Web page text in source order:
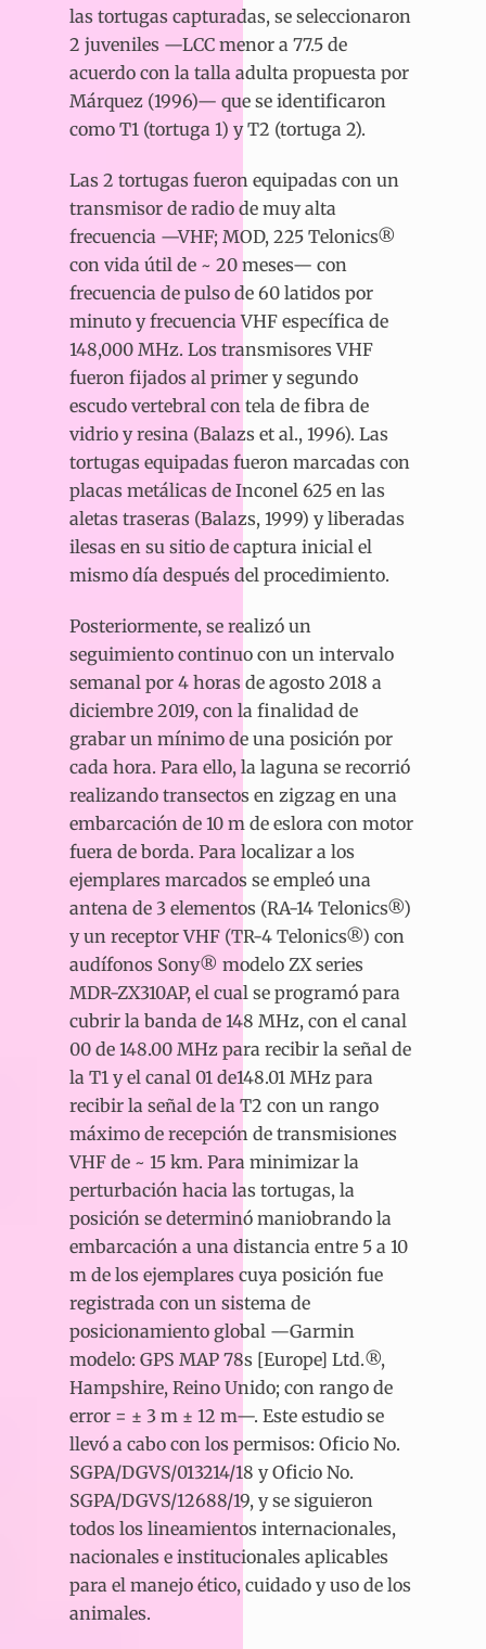
las tortugas capturadas, se seleccionaron
2 juveniles —LCC menor a 77.5 de
acuerdo con la talla adulta propuesta por
Márquez (1996)— que se identificaron
como T1 (tortuga 1) y T2 (tortuga 2).
Las 2 tortugas fueron equipadas con un
transmisor de radio de muy alta
frecuencia —VHF; MOD, 225 Telonics®
con vida útil de ~ 20 meses— con
frecuencia de pulso de 60 latidos por
minuto y frecuencia VHF específica de
148,000 MHz. Los transmisores VHF
fueron fijados al primer y segundo
escudo vertebral con tela de fibra de
vidrio y resina (Balazs et al., 1996). Las
tortugas equipadas fueron marcadas con
placas metálicas de Inconel 625 en las
aletas traseras (Balazs, 1999) y liberadas
ilesas en su sitio de captura inicial el
mismo día después del procedimiento.
Posteriormente, se realizó un
seguimiento continuo con un intervalo
semanal por 4 horas de agosto 2018 a
diciembre 2019, con la finalidad de
grabar un mínimo de una posición por
cada hora. Para ello, la laguna se recorrió
realizando transectos en zigzag en una
embarcación de 10 m de eslora con motor
fuera de borda. Para localizar a los
ejemplares marcados se empleó una
antena de 3 elementos (RA-14 Telonics®)
y un receptor VHF (TR-4 Telonics®) con
audífonos Sony® modelo ZX series
MDR-ZX310AP, el cual se programó para
cubrir la banda de 148 MHz, con el canal
00 de 148.00 MHz para recibir la señal de
la T1 y el canal 01 de148.01 MHz para
recibir la señal de la T2 con un rango
máximo de recepción de transmisiones
VHF de ~ 15 km. Para minimizar la
perturbación hacia las tortugas, la
posición se determinó maniobrando la
embarcación a una distancia entre 5 a 10
m de los ejemplares cuya posición fue
registrada con un sistema de
posicionamiento global —Garmin
modelo: GPS MAP 78s [Europe] Ltd.®,
Hampshire, Reino Unido; con rango de
error = ± 3 m ± 12 m—. Este estudio se
llevó a cabo con los permisos: Oficio No.
SGPA/DGVS/013214/18 y Oficio No.
SGPA/DGVS/12688/19, y se siguieron
todos los lineamientos internacionales,
nacionales e institucionales aplicables
para el manejo ético, cuidado y uso de los
animales.